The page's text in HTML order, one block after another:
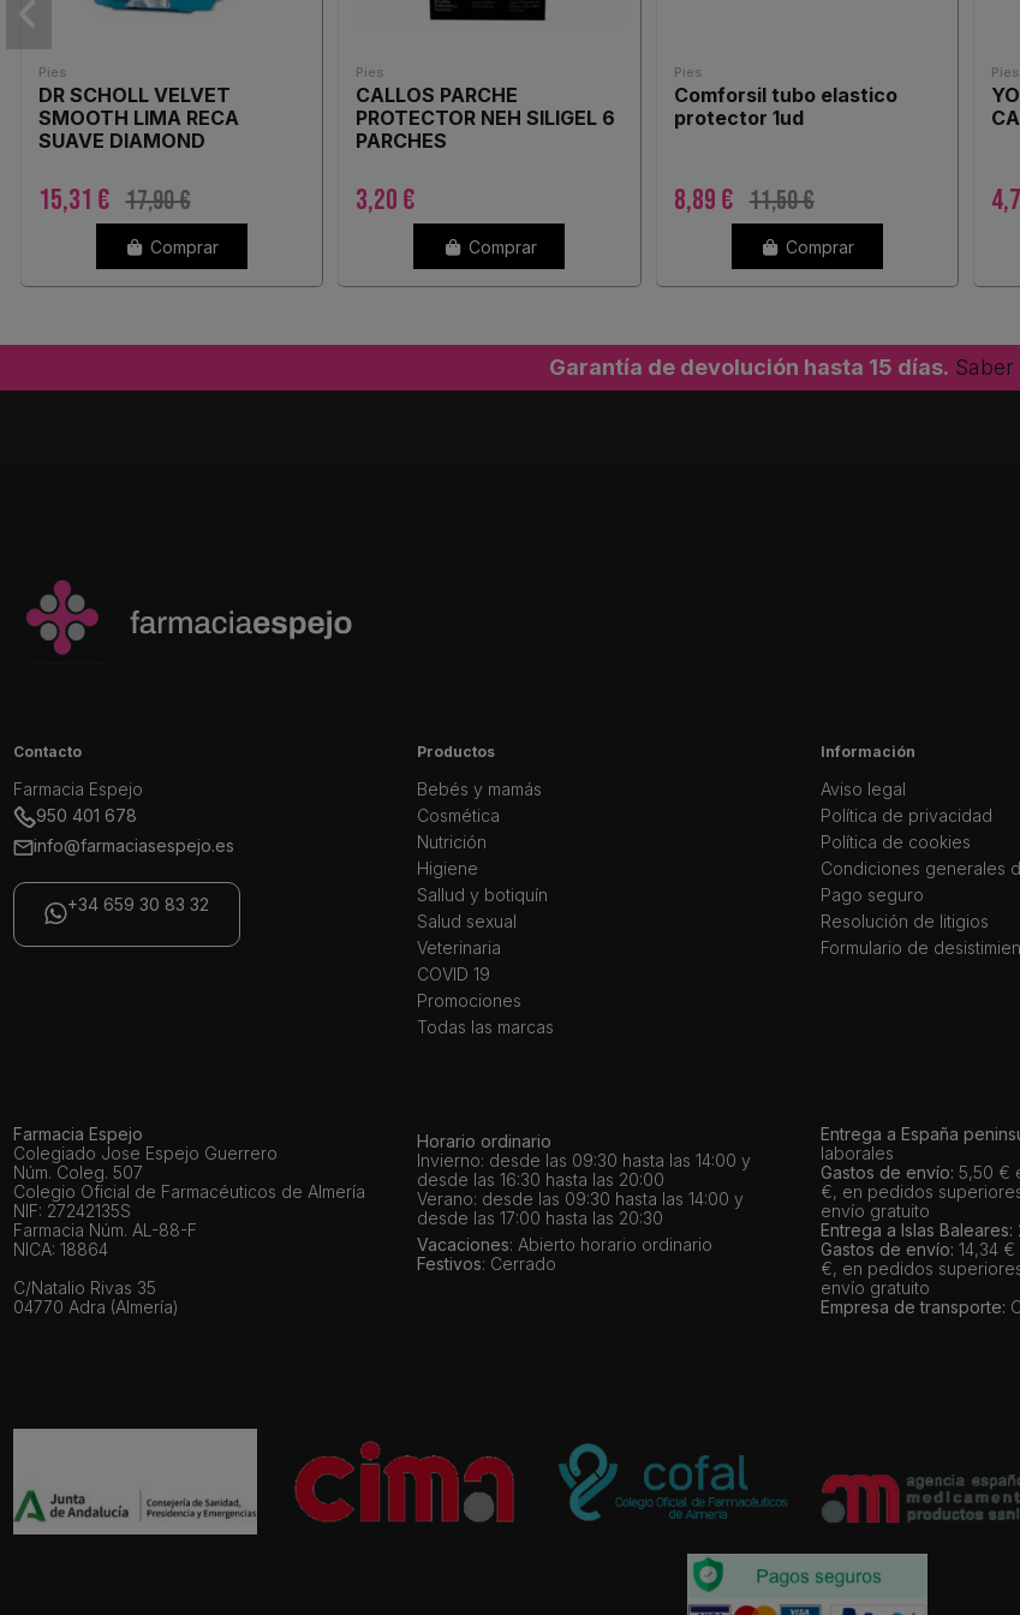
Pies
DR SCHOLL VELVET
SMOOTH LIMA RECA
SUAVE DIAMOND
15,31 € 17,90 €
Comprar
Pies
CALLOS PARCHE
PROTECTOR NEH SILIGEL 6
PARCHES
3,20 €
Comprar
Pies
Comforsil tubo elastico
protector 1ud
8,89 € 11,50 €
Comprar
Pies
Garantía de devolución hasta 15 días.
Contacto
Farmacia Espejo
950 401 678
info@farmaciasespejo.es
+34 659 30 83 32
Productos
Bebés y mamás
Cosmética
Nutrición
Higiene
Sallud y botiquín
Salud sexual
Veterinaria
COVID 19
Promociones
Todas las marcas
Información
Aviso legal
Política de privacidad
Política de cookies
Condiciones generales
Pago seguro
Resolución de litigios
Formulario de
Farmacia Espejo
Colegiado Jose Espejo Guerrero
Núm. Coleg. 507
Colegio Oficial de Farmacéuticos de Almería
NIF: 27242135S
Farmacia Núm. AL-88-F
NICA: 18864
C/Natalio Rivas 35
04770 Adra (Almería)
Horario ordinario
Invierno: desde las 09:30 hasta las 14:00 y
desde las 16:30 hasta las 20:00
Verano: desde las 09:30 hasta las 14:00 y
desde las 17:00 hasta las 20:30
Vacaciones: Abierto horario ordinario
Festivos: Cerrado
Entrega a España
laborales
Gastos de envío: 5,50 €
€, en pedidos
envío gratuito
Entrega a Islas Baleares:
Gastos de envío: 14,34
€, en pedidos
envío gratuito
Empresa de transporte: